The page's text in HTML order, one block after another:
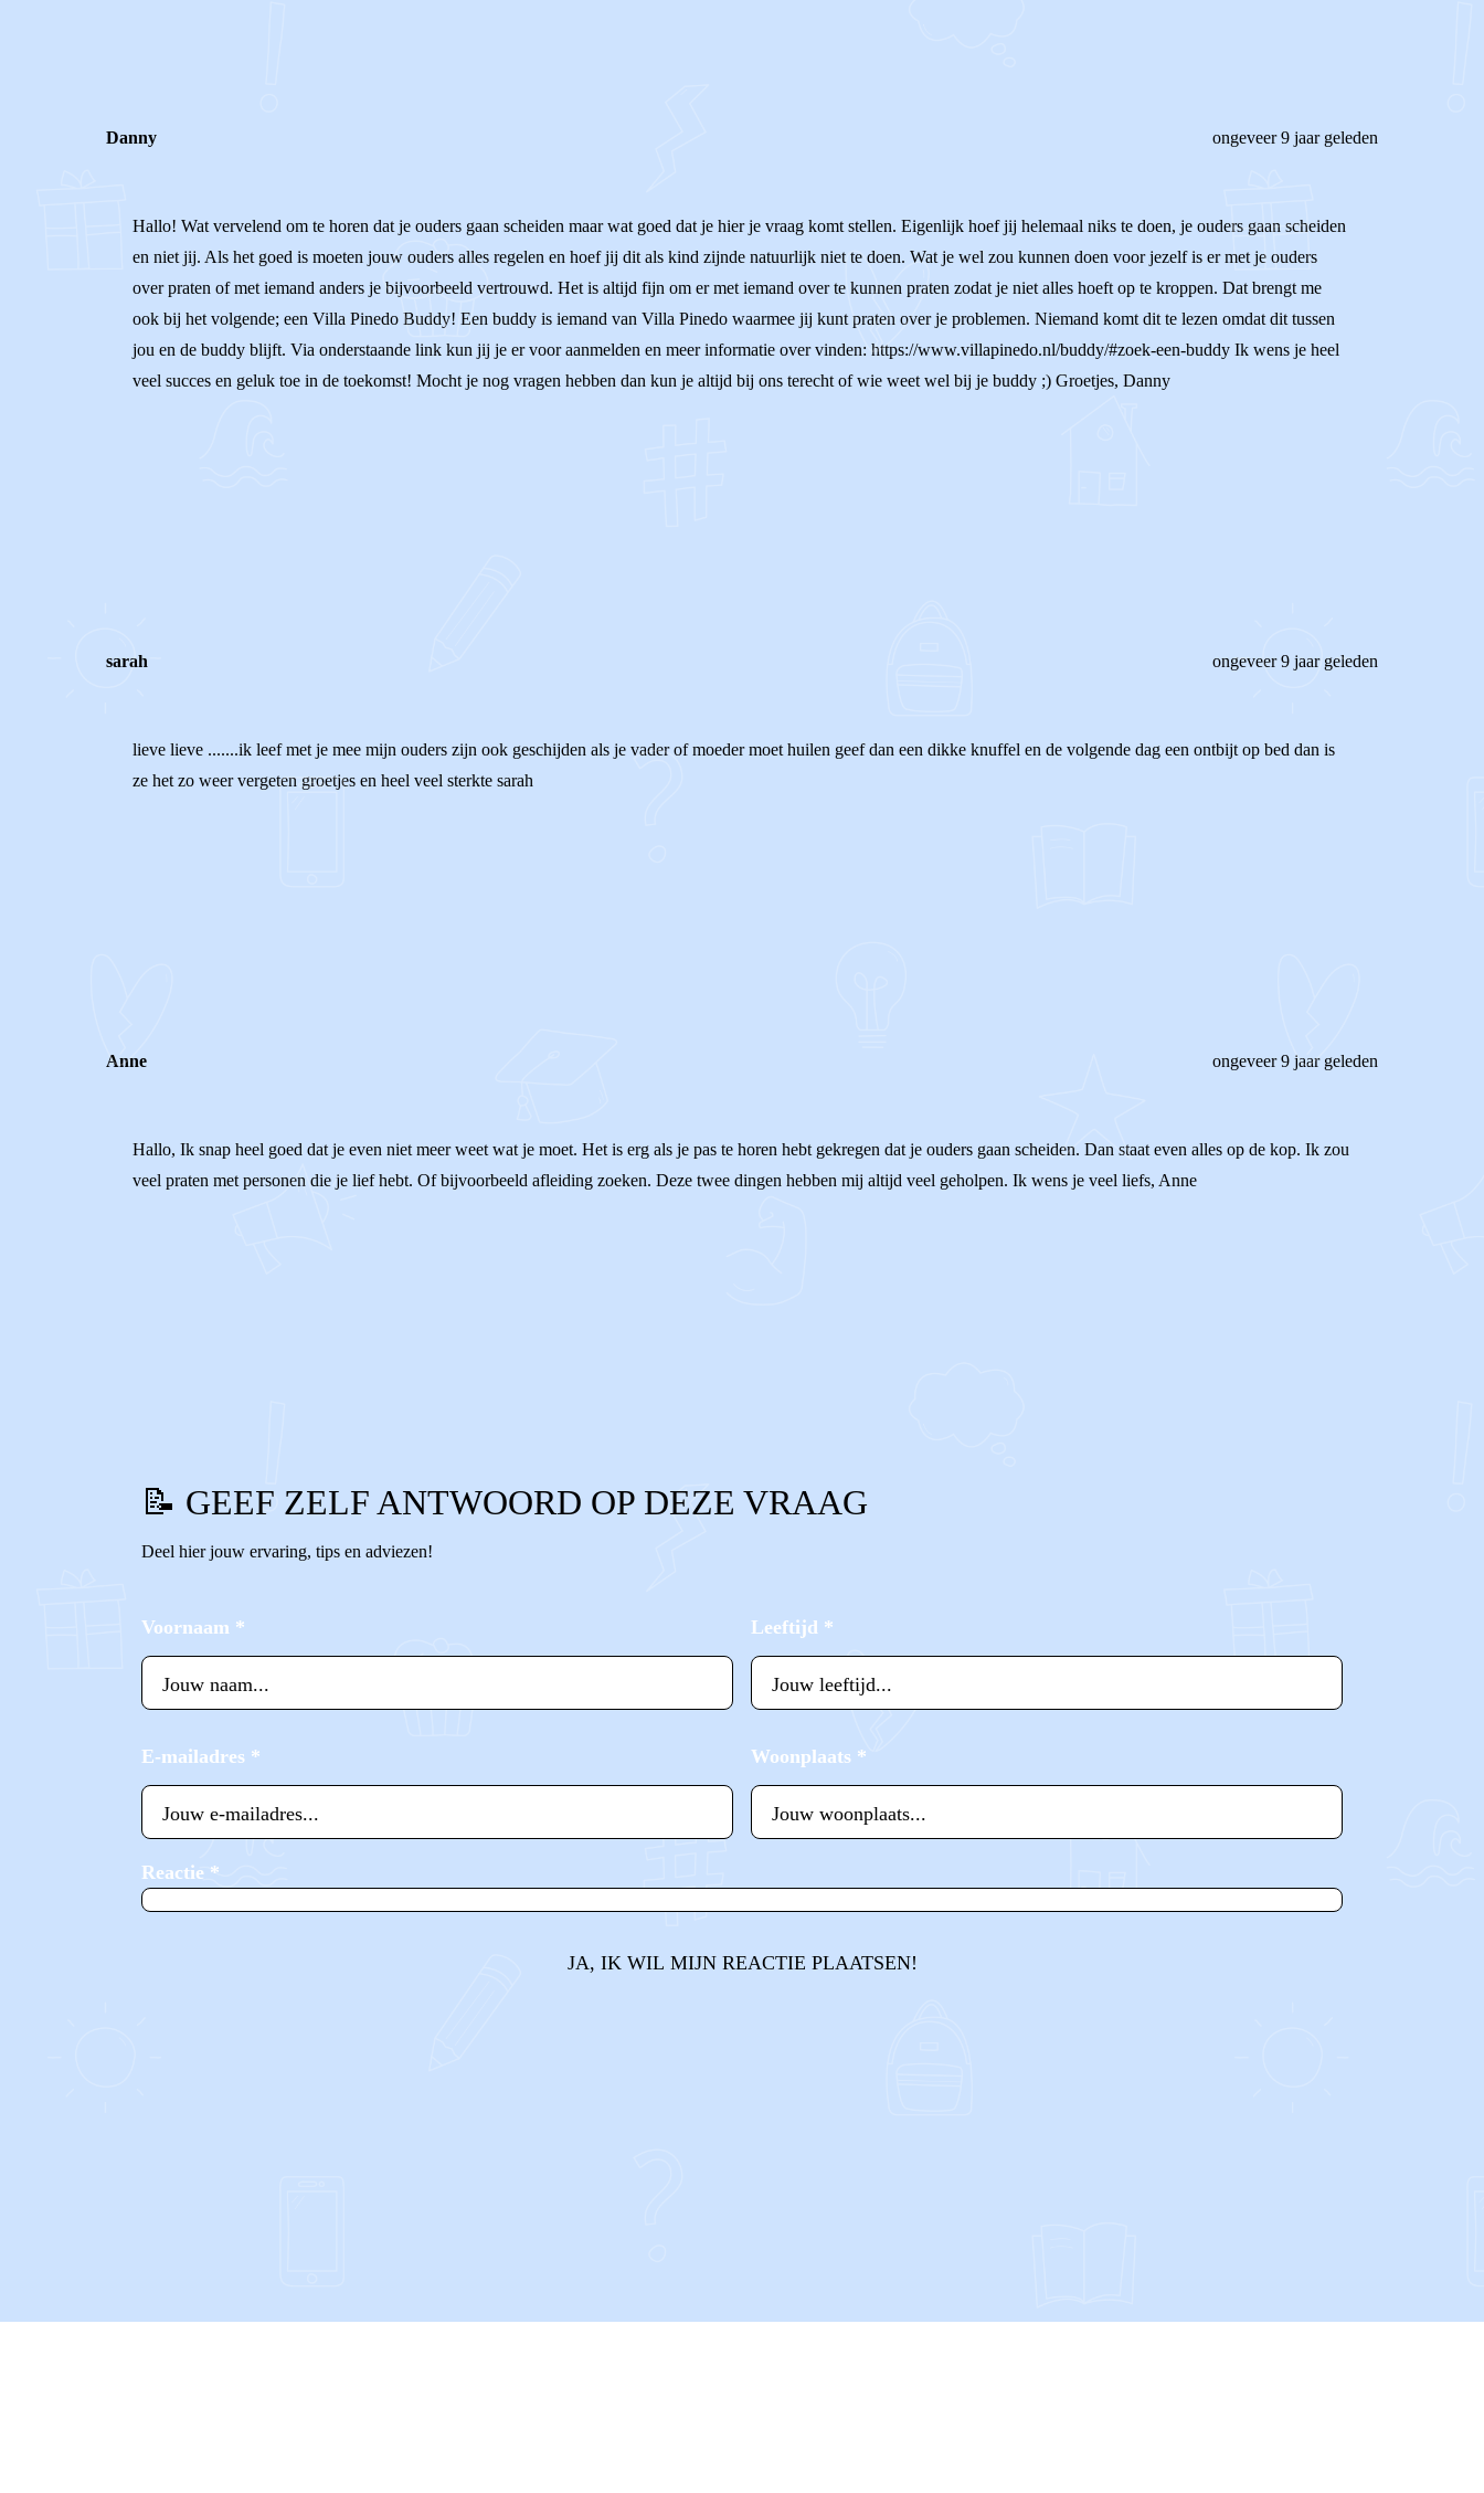
Danny ongeveer 9 jaar geleden
Hallo! Wat vervelend om te horen dat je ouders gaan scheiden maar wat goed dat je hier je vraag komt stellen. Eigenlijk hoef jij helemaal niks te doen, je ouders gaan scheiden
en niet jij. Als het goed is moeten jouw ouders alles regelen en hoef jij dit als kind zijnde natuurlijk niet te doen. Wat je wel zou kunnen doen voor jezelf is er met je ouders
over praten of met iemand anders je bijvoorbeeld vertrouwd. Het is altijd fijn om er met iemand over te kunnen praten zodat je niet alles hoeft op te kroppen. Dat brengt me
ook bij het volgende; een Villa Pinedo Buddy! Een buddy is iemand van Villa Pinedo waarmee jij kunt praten over je problemen. Niemand komt dit te lezen omdat dit tussen
jou en de buddy blijft. Via onderstaande link kun jij je er voor aanmelden en meer informatie over vinden: https://www.villapinedo.nl/buddy/#zoek-een-buddy Ik wens je heel
veel succes en geluk toe in de toekomst! Mocht je nog vragen hebben dan kun je altijd bij ons terecht of wie weet wel bij je buddy ;) Groetjes, Danny
sarah ongeveer 9 jaar geleden
lieve lieve .......ik leef met je mee mijn ouders zijn ook geschijden als je vader of moeder moet huilen geef dan een dikke knuffel en de volgende dag een ontbijt op bed dan is
ze het zo weer vergeten groetjes en heel veel sterkte sarah
Anne ongeveer 9 jaar geleden
Hallo, Ik snap heel goed dat je even niet meer weet wat je moet. Het is erg als je pas te horen hebt gekregen dat je ouders gaan scheiden. Dan staat even alles op de kop. Ik zou
veel praten met personen die je lief hebt. Of bijvoorbeeld afleiding zoeken. Deze twee dingen hebben mij altijd veel geholpen. Ik wens je veel liefs, Anne
📝 GEEF ZELF ANTWOORD OP DEZE VRAAG
Deel hier jouw ervaring, tips en adviezen!
Voornaam * Leeftijd *
E-mailadres * Woonplaats *
Reactie *
JA, IK WIL MIJN REACTIE PLAATSEN!